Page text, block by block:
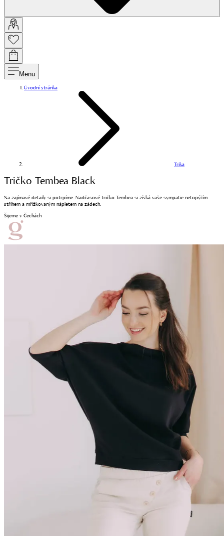
Menu
Úvodní stránka
Trika
Tričko Tembea Black
Na zajímavé detaily si potrpíme. Nadčasové tričko Tembea si získá vaše sympatie netopýřím
střihem a mřížkovaným nápletem na zádech.
Šijeme v Čechách